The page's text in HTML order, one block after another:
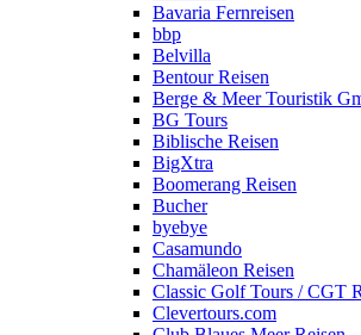
Bavaria Fernreisen
bbp
Belvilla
Bentour Reisen
Berge & Meer Touristik
BG Tours
Biblische Reisen
BigXtra
Boomerang Reisen
Bucher
byebye
Casamundo
Chamäleon Reisen
Classic Golf Tours / CGT
Clevertours.com